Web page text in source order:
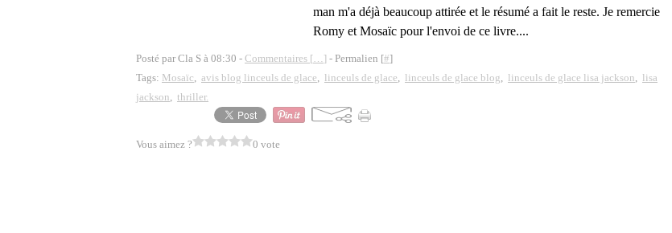
man m'a déjà beaucoup attirée et le résumé a fait le reste. Je remercie
Romy et Mosaïc pour l'envoi de ce livre....
Posté par Cla S à 08:30 - Commentaires […] - Permalien [#]
Tags: Mosaïc, avis blog linceuls de glace, linceuls de glace, linceuls de glace blog, linceuls de glace lisa jackson, lisa
jackson, thriller.
Vous aimez ? 0 vote